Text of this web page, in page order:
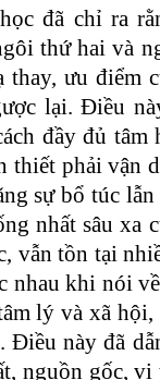
đã chỉ ra
thứ hai và
ưu điểm
lại. Điều
đầy đủ
thiết phải vận
sự bổ túc
nhất sâu xa
vẫn tồn tại
khi nói
lý và xã
này đã
nguồn gốc,